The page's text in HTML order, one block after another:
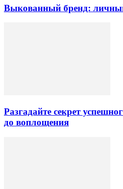
Выкованный бренд:
Разгадайте секрет
до воплощения